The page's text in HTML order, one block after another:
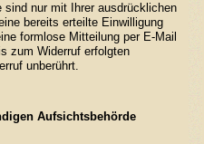
sind nur mit Ihrer ausdrücklichen
bereits erteilte Einwilligung
formlose Mitteilung per E-Mail
zum Widerruf erfolgten
unberührt.
Aufsichtsbehörde